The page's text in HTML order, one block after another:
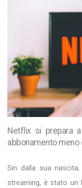
Netflix si prepara
abbonamento meno
Sin dalla sua nascita,
streaming, è stato un